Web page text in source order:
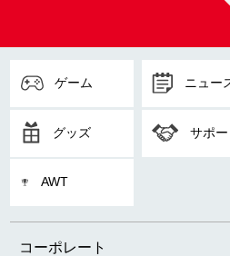
ゲーム ニュー
グッズ サポー
AWT
コーポレート